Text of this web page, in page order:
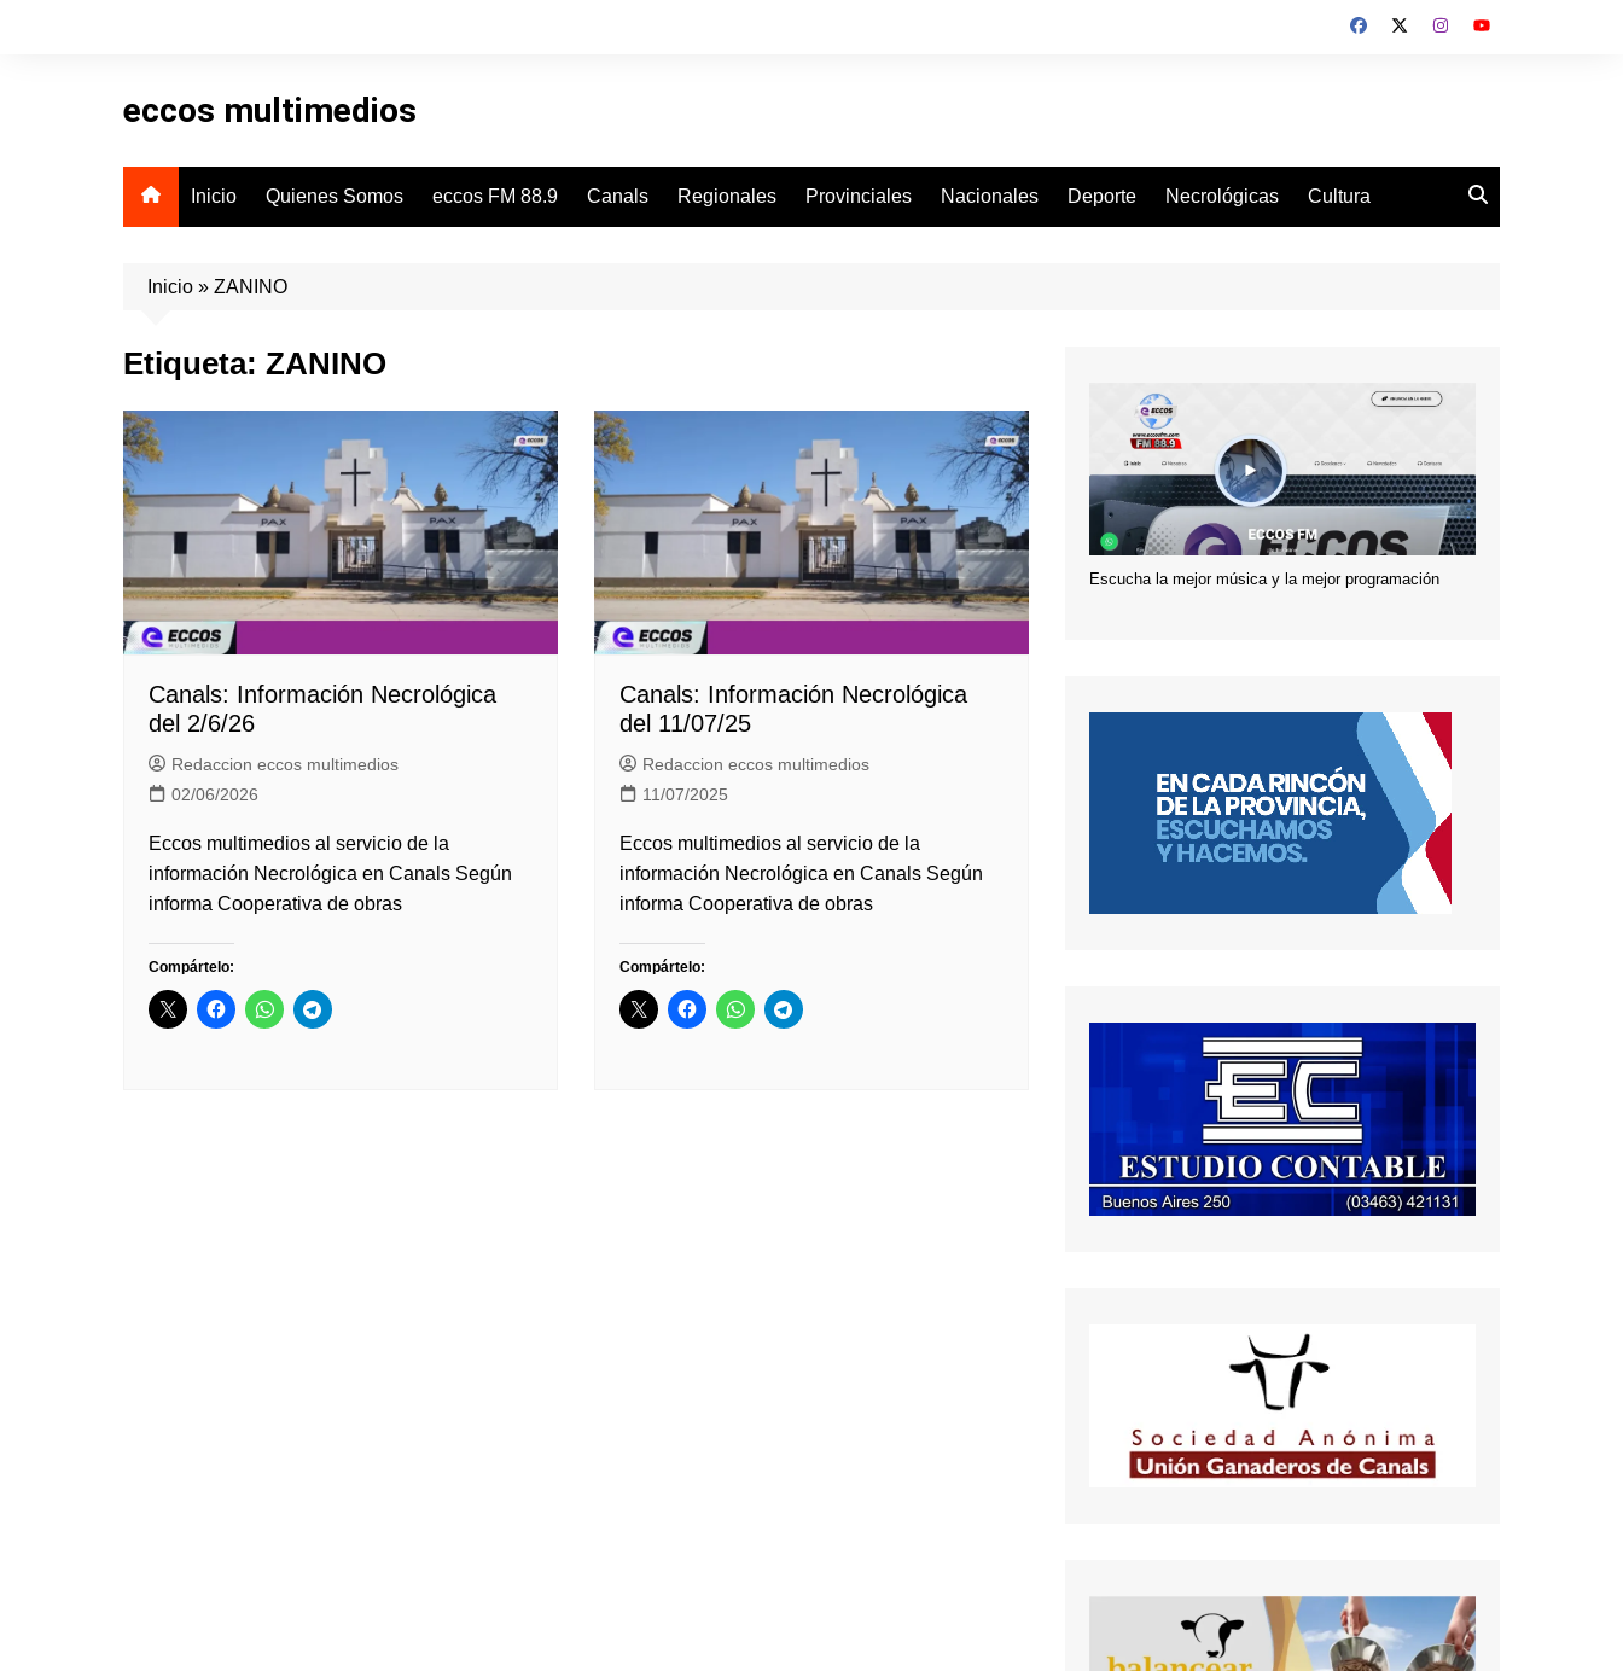
eccos multimedios
Inicio Quienes Somos eccos FM 88.9 Canals Regionales Provinciales Nacionales Deporte Necrológicas Cultura
Inicio » ZANINO
Etiqueta: ZANINO
Canals: Información Necrológica
del 2/6/26
Redaccion eccos multimedios
02/06/2026
Eccos multimedios al servicio de la
información Necrológica en Canals Según
informa Cooperativa de obras
Compártelo:
Canals: Información Necrológica
del 11/07/25
Redaccion eccos multimedios
11/07/2025
Eccos multimedios al servicio de la
información Necrológica en Canals Según
informa Cooperativa de obras
Compártelo:
Escucha la mejor música y la mejor programación